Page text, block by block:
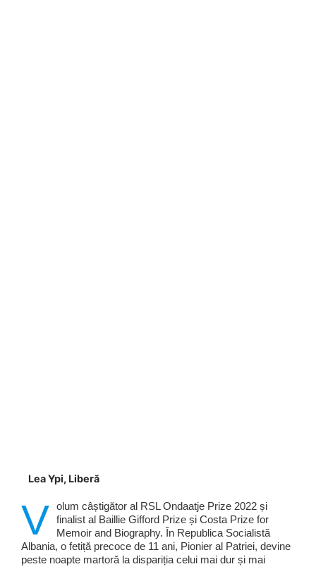
Lea Ypi, Liberă
V olum câștigător al RSL Ondaatje Prize 2022 și
finalist al Baillie Gifford Prize și Costa Prize for
Memoir and Biography. În Republica Socialistă
Albania, o fetiță precoce de 11 ani, Pionier al Patriei, devine
peste noapte martoră la dispariția celui mai dur și mai